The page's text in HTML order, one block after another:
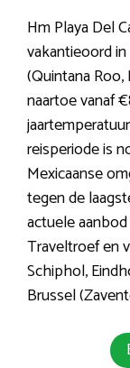
Hm Playa Del
vakantieoord
(Quintana
naartoe vanaf
reisperiode is
Mexicaanse
tegen de
actuele
Traveltroef en
Schiphol,
Brussel